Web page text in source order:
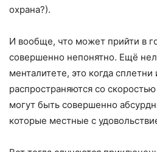
охрана?).
И вообще, что может прийти в
совершенно непонятно. Ещё
менталитете, это когда сплетни
распространяются со
могут быть совершенно
которые местные с